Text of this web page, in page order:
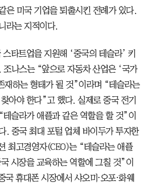
은 미국 기업을 퇴출시킨 전례가 있다.
라는 지적이다.
타트업을 지원해 ‘중국의 테슬라’ 키
나스는 “앞으로 자동차 산업은 ‘국가
재하는 형태가 될 것”이라며 “테슬라는
아야 한다”고 했다. 실제로 중국 전기
슬라가 애플과 같은 역할을 할 것”이
. 중국 최대 포털 업체 바이두가 투자한
최고경영자(CEO)는 “테슬라는 애플
시장을 교육하는 역할에 그칠 것”이
국 휴대폰 시장에서 샤오미⋅오포⋅화웨